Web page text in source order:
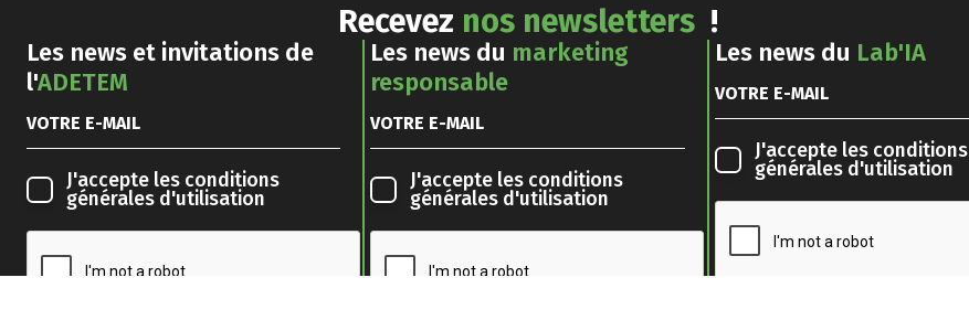
Recevez nos newsletters!
Les news et invitations de
l'ADETEM
J'accepte les conditions
générales d'utilisation
Les news du marketing
responsable
J'accepte les conditions
générales d'utilisation
Les news du Lab'IA
J'accepte les conditions
générales d'utilisation